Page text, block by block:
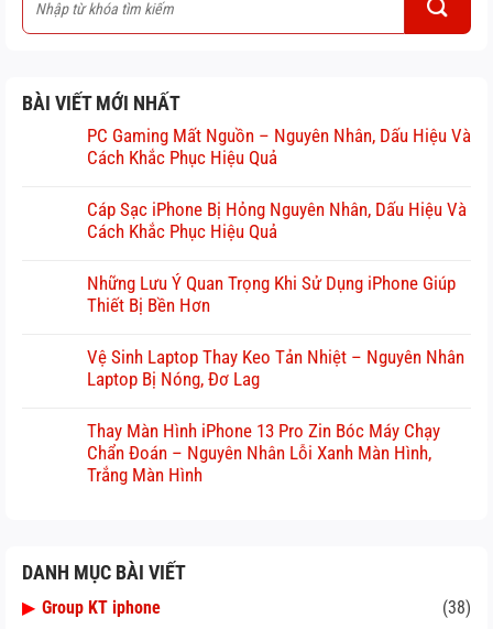
BÀI VIẾT MỚI NHẤT
PC Gaming Mất Nguồn – Nguyên Nhân, Dấu Hiệu Và
Cách Khắc Phục Hiệu Quả
Cáp Sạc iPhone Bị Hỏng Nguyên Nhân, Dấu Hiệu Và
Cách Khắc Phục Hiệu Quả
Những Lưu Ý Quan Trọng Khi Sử Dụng iPhone Giúp
Thiết Bị Bền Hơn
Vệ Sinh Laptop Thay Keo Tản Nhiệt – Nguyên Nhân
Laptop Bị Nóng, Đơ Lag
Thay Màn Hình iPhone 13 Pro Zin Bóc Máy Chạy
Chẩn Đoán – Nguyên Nhân Lỗi Xanh Màn Hình,
Trắng Màn Hình
DANH MỤC BÀI VIẾT
▶ Group KT iphone (38)